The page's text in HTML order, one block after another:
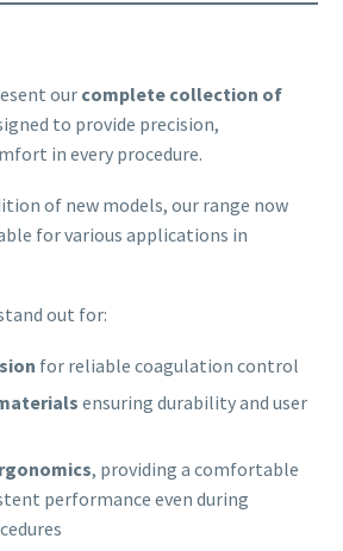
our complete collection of
to provide precision,
in every procedure.
of new models, our range now
for various applications in
out for:
for reliable coagulation control
ensuring durability and user
, providing a comfortable
performance even during